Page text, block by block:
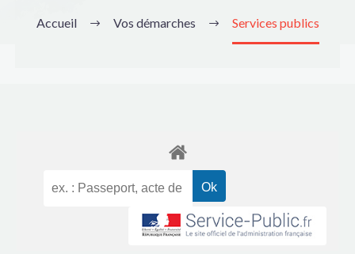
Accueil Vos démarches Services publics